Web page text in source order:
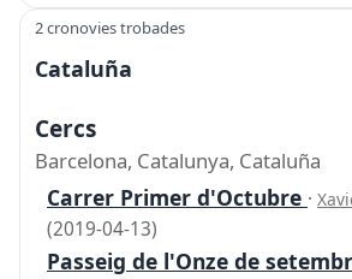
2 cronovies trobades
Cataluña
Cercs
Barcelona, Catalunya, Cataluña
Carrer Primer d'Octubre ·
(2019-04-13)
Passeig de l'Onze de